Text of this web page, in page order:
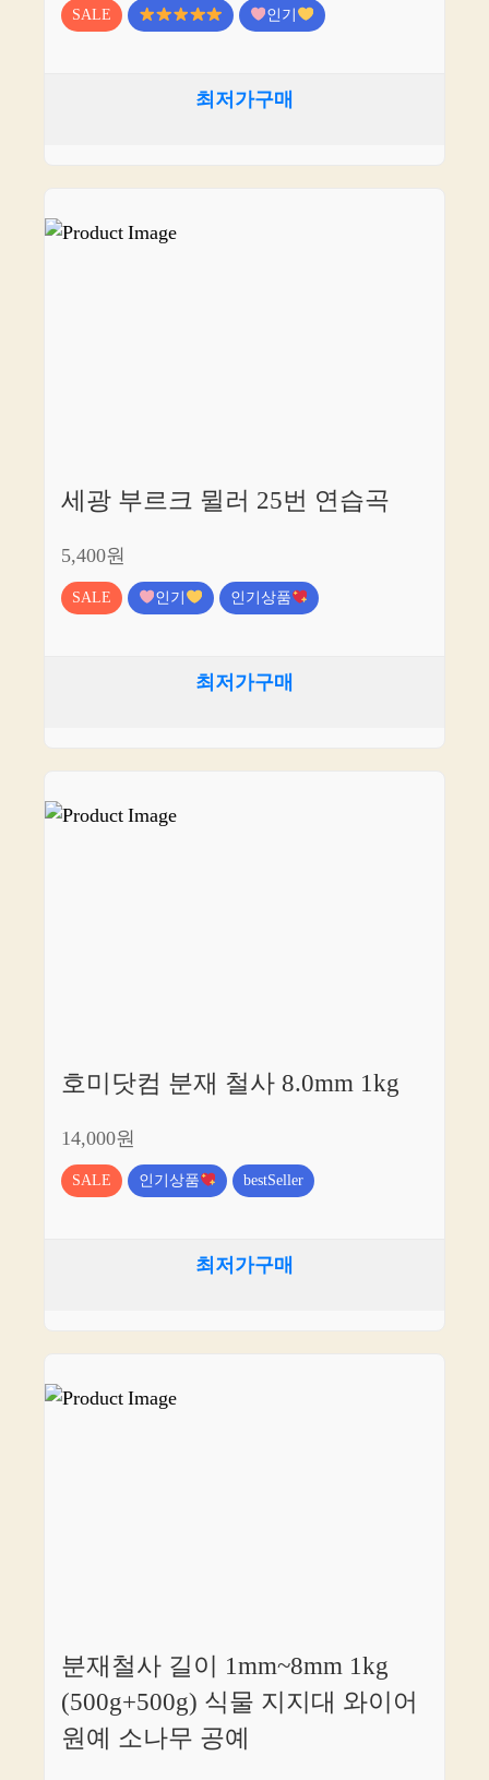
SALE 인기
최저가구매
세광 부르크 뮐러 25번 연습곡
5,400원
SALE 인기 인기상품
최저가구매
호미닷컴 분재 철사 8.0mm 1kg
14,000원
SALE 인기상품 bestSeller
최저가구매
분재철사 길이 1mm~8mm 1kg
(500g+500g) 식물 지지대 와이어
원예 소나무 공예